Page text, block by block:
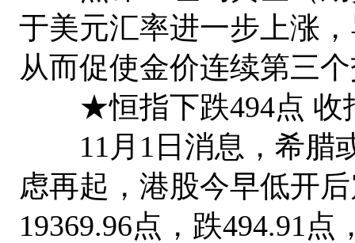
于美元汇率进一步上涨
从而促使金价连续第三
★恒指下跌494点 收
11月1日消息，希腊
虑再起，港股今早低开
19369.96点，跌494.91